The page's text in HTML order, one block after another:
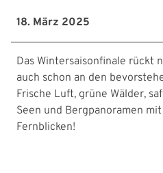
18. März 2025
Das Wintersaisonfinale rückt
auch schon an den
Frische Luft, grüne Wälder,
Seen und Bergpanoramen
Fernblicken!